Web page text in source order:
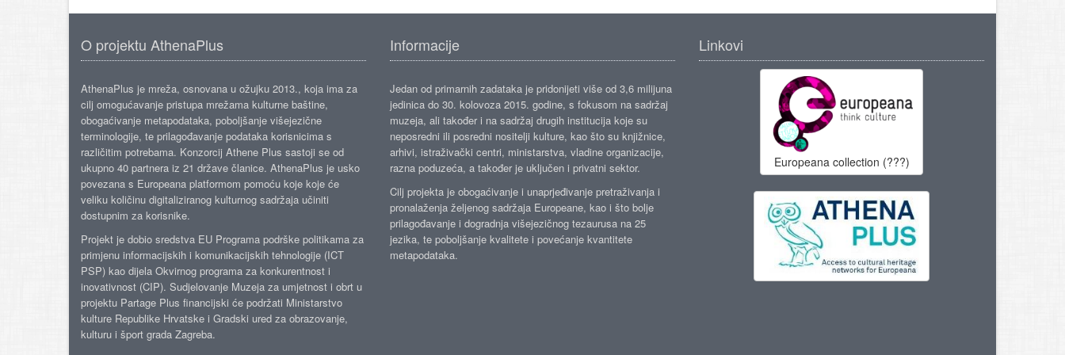
O projektu AthenaPlus
AthenaPlus je mreža, osnovana u ožujku 2013., koja ima za
cilj omogućavanje pristupa mrežama kulturne baštine,
obogaćivanje metapodataka, poboljšanje višejezične
terminologije, te prilagođavanje podataka korisnicima s
različitim potrebama. Konzorcij Athene Plus sastoji se od
ukupno 40 partnera iz 21 države članice. AthenaPlus je usko
povezana s Europeana platformom pomoću koje koje će
veliku količinu digitaliziranog kulturnog sadržaja učiniti
dostupnim za korisnike.
Projekt je dobio sredstva EU Programa podrške politikama za
primjenu informacijskih i komunikacijskih tehnologije (ICT
PSP) kao dijela Okvirnog programa za konkurentnost i
inovativnost (CIP). Sudjelovanje Muzeja za umjetnost i obrt u
projektu Partage Plus financijski će podržati Ministarstvo
kulture Republike Hrvatske i Gradski ured za obrazovanje,
kulturu i šport grada Zagreba.
Informacije
Jedan od primarnih zadataka je pridonijeti više od 3,6 milijuna
jedinica do 30. kolovoza 2015. godine, s fokusom na sadržaj
muzeja, ali također i na sadržaj drugih institucija koje su
neposredni ili posredni nositelji kulture, kao što su knjižnice,
arhivi, istraživački centri, ministarstva, vladine organizacije,
razna poduzeća, a također je uključen i privatni sektor.
Cilj projekta je obogaćivanje i unaprjeđivanje pretraživanja i
pronalaženja željenog sadržaja Europeane, kao i što bolje
prilagođavanje i dogradnja višejezičnog tezaurusa na 25
jezika, te poboljšanje kvalitete i povećanje kvantitete
metapodataka.
Linkovi
Europeana collection (???)